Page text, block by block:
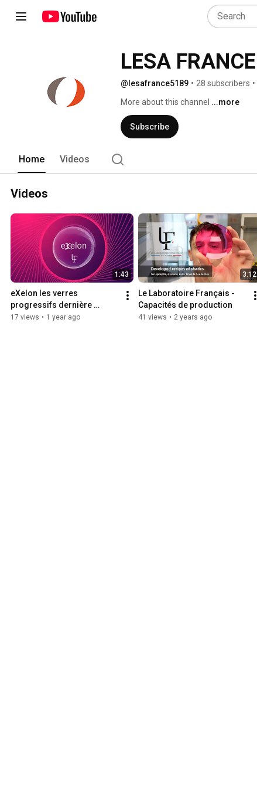
LESA FRANCE
@lesafrance5189 • 28 subscribers •
More about this channel ...more
Subscribe
Home Videos
Videos
1:43
eXelon les verres
progressifs dernière
génération Ultra Soft
17 views • 1 year ago
3:12
Le Laboratoire Français -
Capacités de production
41 views • 2 years ago